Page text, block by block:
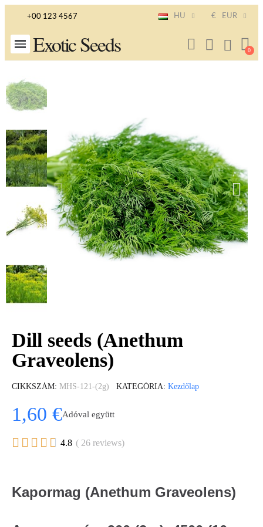
+00 123 4567 HU € EUR
Exotic Seeds
Dill seeds (Anethum
Graveolens)
CIKKSZÁM MHS-121-(2g) KATEGÓRIA Kezdőlap
1,60 €Adóval együtt
     4.8 ( 26 reviews)
Kapormag (Anethum Graveolens)